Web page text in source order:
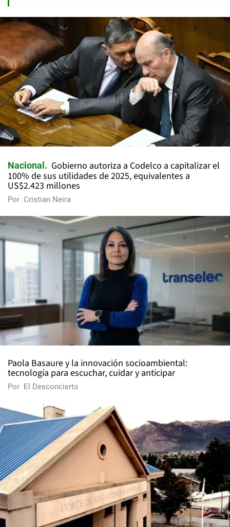
Nacional
Gobierno autoriza a Codelco a capitalizar el
100% de sus utilidades de 2025, equivalentes a
US$2.423 millones
Por Cristian Neira
Paola Basaure y la innovación socioambiental:
tecnología para escuchar, cuidar y anticipar
Por El Desconcierto